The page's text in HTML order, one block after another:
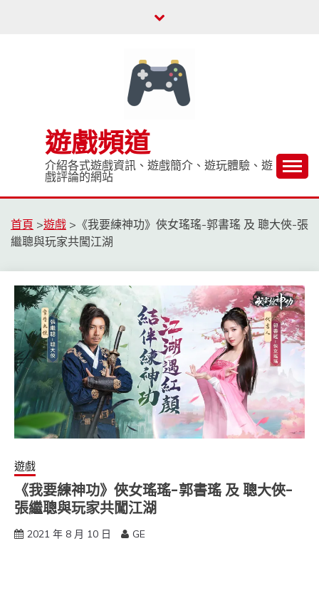
遊戲頻道
介紹各式遊戲資訊、遊戲簡介、遊玩體驗、遊
戲評論的網站
首頁 >遊戲 > 《我要練神功》俠女瑤瑤-郭書瑤 及 聰大俠-張
繼聰與玩家共闖江湖
遊戲
《我要練神功》俠女瑤瑤-郭書瑤 及 聰大俠-
張繼聰與玩家共闖江湖
2021 年 8 月 10 日 GE